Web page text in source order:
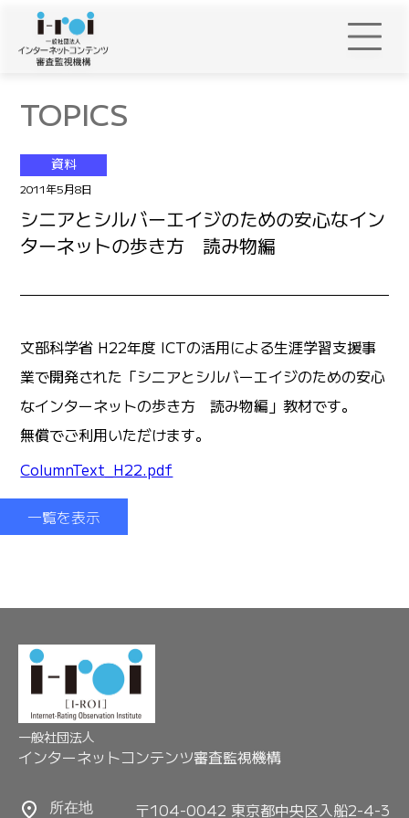
TOPICS
資料
2011年5月8日
シニアとシルバーエイジのための安心なイン
ターネットの歩き方 読み物編
文部科学省 H22年度 ICTの活用による生涯学習支援事
業で開発された「シニアとシルバーエイジのための安心
なインターネットの歩き方 読み物編」教材です。
無償でご利用いただけます。
ColumnText_H22.pdf
一覧を表示
一般社団法人
インターネットコンテンツ審査監視機構
所在地 〒104-0042 東京都中央区入船2-4-3